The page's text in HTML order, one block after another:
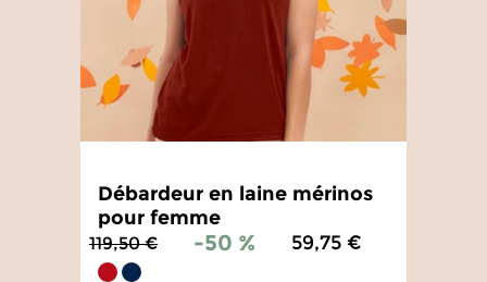
Débardeur en laine mérinos
pour femme
119,50 € -50 % 59,75 €